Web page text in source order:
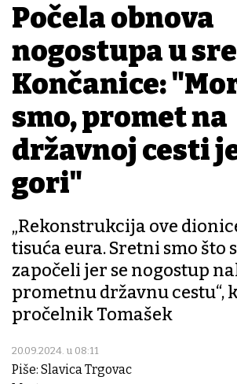
Počela obnova
nogostupa u
Končanice:
smo, promet na
državnoj cesti
gori"
„Rekonstrukcija ove
tisuća eura. Sretni smo što
započeli jer se nogostup
prometnu državnu cestu“,
pročelnik Tomašek
20.09.2024. u 08:11
Piše: Slavica Trgovac